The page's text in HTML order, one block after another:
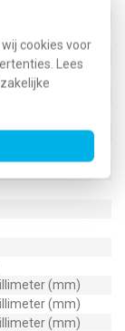
cookies voor
Lees
(mm)
(mm)
(mm)